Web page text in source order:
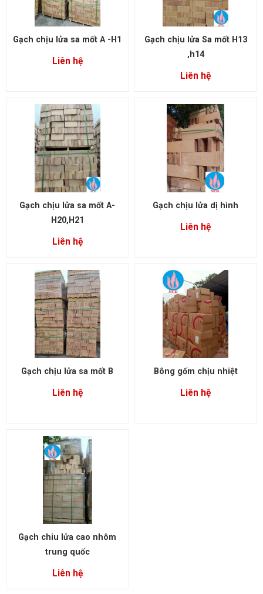
Gạch chịu lửa sa mốt A -H1
Liên hệ
Gạch chịu lửa Sa mốt H13
,h14
Liên hệ
Gạch chịu lửa sa mốt A-
H20,H21
Liên hệ
Gạch chịu lửa dị hình
Liên hệ
Gạch chịu lửa sa mốt B
Liên hệ
Bông gốm chịu nhiệt
Liên hệ
Gạch chiu lửa cao nhôm
trung quốc
Liên hệ